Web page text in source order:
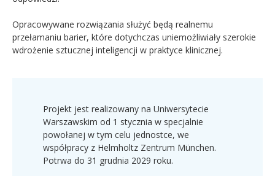
Opracowywane rozwiązania służyć będą realnemu
przełamaniu barier, które dotychczas uniemożliwiały szerokie
wdrożenie sztucznej inteligencji w praktyce klinicznej.
Projekt jest realizowany na Uniwersytecie
Warszawskim od 1 stycznia w specjalnie
powołanej w tym celu jednostce, we
współpracy z Helmholtz Zentrum München.
Potrwa do 31 grudnia 2029 roku.